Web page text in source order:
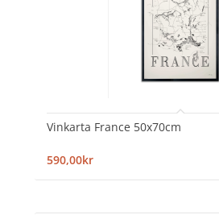
Vinkarta France 50x70cm
590,00kr